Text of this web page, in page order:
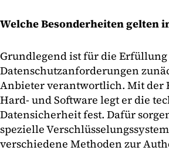
Welche Besonderheiten gelten
Grundlegend ist für die
Datenschutzanforderungen
Anbieter verantwortlich. Mit der
Hard- und Software legt er die
Datensicherheit fest. Dafür
spezielle
verschiedene Methoden zur